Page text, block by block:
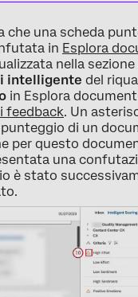
che una scheda
in Esplora
nella sezione
intelligente del
in Esplora
feedback. Un
di un
per questo
una
è stato